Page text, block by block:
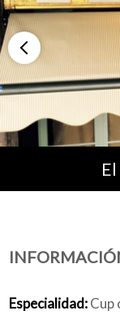
Alojamientos
Restaurantes
Planes
Especialidad:Cup